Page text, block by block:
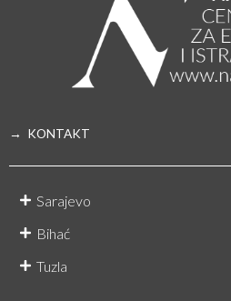
→ KONTAKT
Sarajevo
Bihać
Tuzla